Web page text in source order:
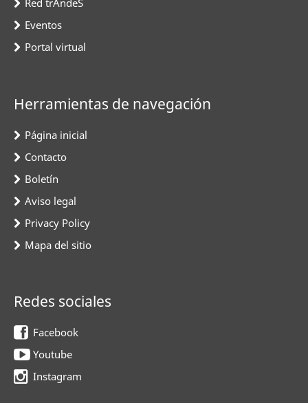
Red trAndeS
Eventos
Portal virtual
Herramientas de navegación
Página inicial
Contacto
Boletín
Aviso legal
Privacy Policy
Mapa del sitio
Redes sociales
Facebook
Youtube
Instagram